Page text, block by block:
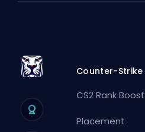
Counter-Strike
CS2 Rank Boost
Placement